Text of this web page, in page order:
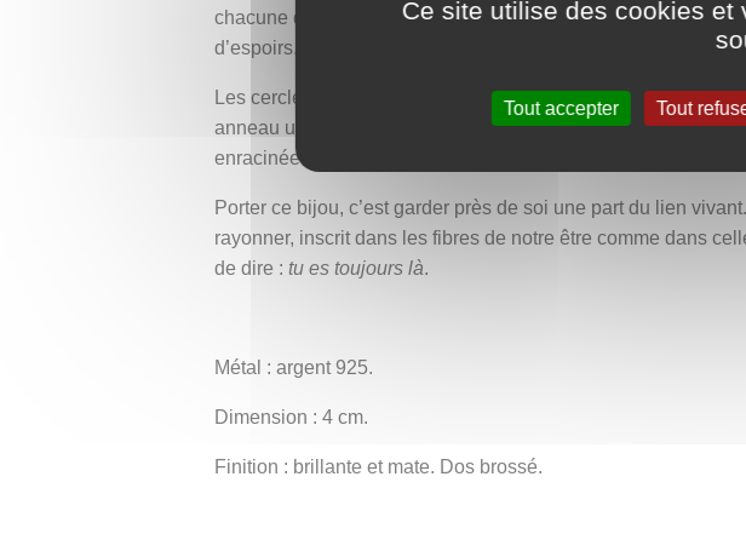
chacune différente selon les vents, les pluies ou le soleil —
d’espoirs.
Les cercles gravés racontent cette histoire partagée : les
anneau une trace. Gravées en son cœur, les initiales
enracinée dans le passé mais ouverte vers l’infini.
Porter ce bijou, c’est garder près de soi une part du lien
rayonner, inscrit dans les fibres de notre être comme dans
de dire : tu es toujours là.
Métal : argent 925.
Dimension : 4 cm.
Finition : brillante et mate. Dos brossé.
Ce site utilise des cookies et
Tout accepter Tout